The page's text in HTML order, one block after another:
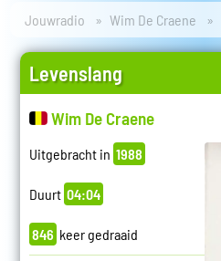
Jouwradio Wim De Craene
Levenslang
Wim De Craene
Uitgebracht in 1988
Duurt 04:04
846 keer gedraaid